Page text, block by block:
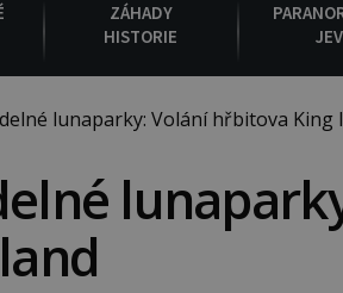
ZÁHADY
HISTORIE
lunaparky: Volání hřbitova King